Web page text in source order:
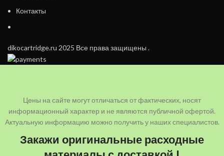
Контакты
dikocartridge.ru 2025 Все права защищены .
Цены на сайте могут отличаться от фактических, носят
информационный характер и не являются публичной офертой.
Актуальную информацию можно получить у наших специалистов.
Закажи оригинальные расходные